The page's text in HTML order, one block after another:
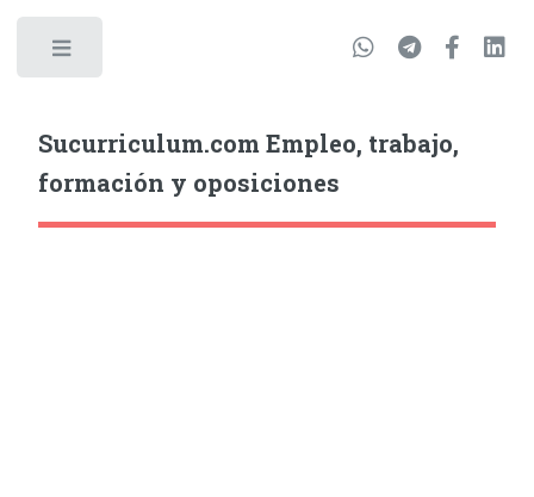
Sucurriculum.com Empleo, trabajo,
formación y oposiciones